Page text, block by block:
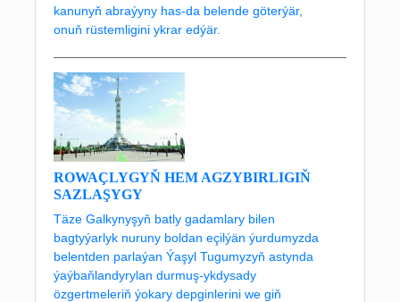
kanunyň abraýyny has-da belende göterýär,
onuň rüstemligini ykrar edýär.
ROWAÇLYGYŇ HEM AGZYBIRLIGIŇ
SAZLAŞYGY
Täze Galkynyşyň batly gadamlary bilen
bagtyýarlyk nuruny boldan eçilýän ýurdumyzda
belentden parlaýan Ýaşyl Tugumyzyň astynda
ýaýbaňlandyrylan durmuş-ykdysady
özgertmeleriň ýokary depginlerini we giň